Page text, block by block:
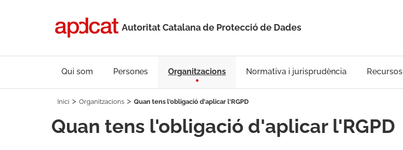
Autoritat Catalana de Protecció de Dades
Qui som Persones Organitzacions Normativa i jurisprudència Recursos
Inici Organitzacions Quan tens l'obligació d'aplicar l'RGPD
Quan tens l'obligació d'aplicar l'RGPD